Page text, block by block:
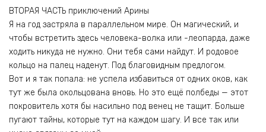
ВТОРАЯ ЧАСТЬ приключений Арины
Я на год застряла в параллельном мире. Он магический, и
чтобы встретить здесь человека-волка или -леопарда, даже
ходить никуда не нужно. Они тебя сами найдут. И родовое
кольцо на палец наденут. Под благовидным предлогом.
Вот и я так попала: не успела избавиться от одних оков, как
тут же была окольцована вновь. Но это ещё полбеды — этот
покровитель хотя бы насильно под венец не тащит. Больше
пугают тайны, которые тут на каждом шагу. И все так или